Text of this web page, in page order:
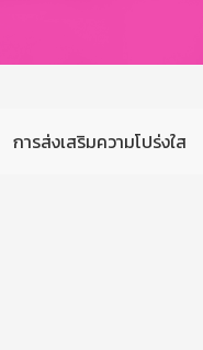
การส่งเสริมความโปร่งใส